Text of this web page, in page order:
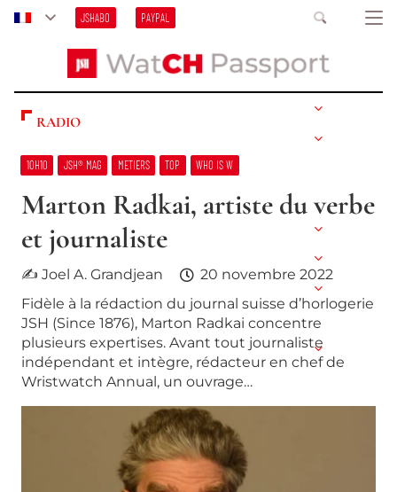
JSHABO PAYPAL
RADIO
10H10 JSH® MAG METIERS TOP WHO IS W
Marton Radkai, artiste du verbe
et journaliste
✍ Joel A. Grandjean
20 novembre 2022
Fidèle à la rédaction du journal suisse d’horlogerie
JSH (Since 1876), Marton Radkai concentre
plusieurs expertises. Avant tout journaliste
indépendant et intègre, rédacteur en chef de
Wristwatch Annual, un ouvrage…